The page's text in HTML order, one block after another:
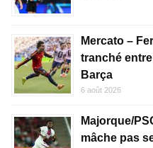
Mercato –
tranché
Barça
6 août 2026
Majorque/
mâche pas